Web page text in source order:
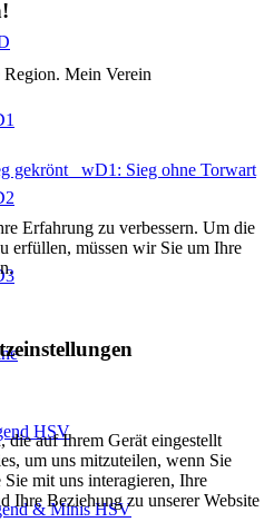
HSV
& Minis HSV
Mein Verein
gekrönt
wD1: Sieg ohne Torwart
Erfahrung zu verbessern. Um die
erfüllen, müssen wir Sie um Ihre
die auf Ihrem Gerät eingestellt
um uns mitzuteilen, wenn Sie
Sie mit uns interagieren, Ihre
Ihre Beziehung zu unserer Website